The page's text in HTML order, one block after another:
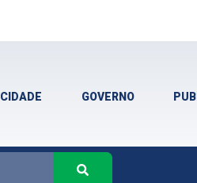
CIDADE GOVERNO